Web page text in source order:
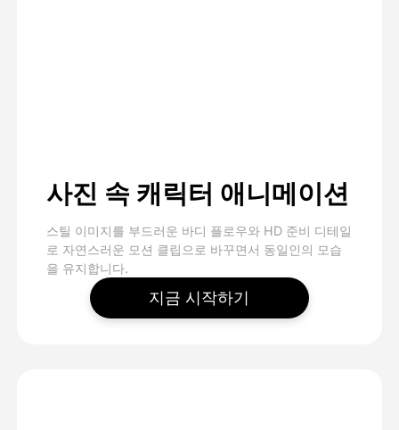
사진 속 캐릭터 애니메이션
스틸 이미지를 부드러운 바디 플로우와 HD 준비 디테일
로 자연스러운 모션 클립으로 바꾸면서 동일인의 모습
을 유지합니다.
지금 시작하기